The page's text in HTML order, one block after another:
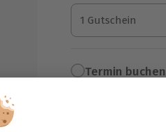
1 Gutschein
1 Gutschein
1 Gutschein
Termin buchen